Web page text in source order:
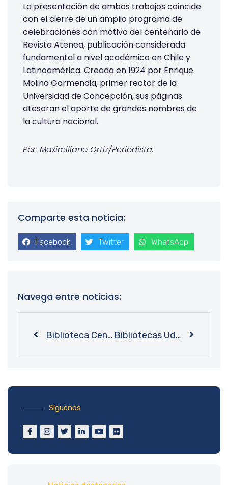
La presentación de ambos trabajos coincide
con el cierre de un amplio programa de
celebraciones con motivo del centenario de
Revista Atenea, publicación considerada
fundamental a nivel académico en Chile y
Latinoamérica. Creada en 1924 por Enrique
Molina Garmendia, primer rector de la
Universidad de Concepción, sus páginas
atesoran el aporte de grandes nombres de
la cultura nacional.
Por: Maximiliano Ortiz/Periodista.
Comparte esta noticia:
Facebook Twitter WhatsApp
Navega entre noticias:
Biblioteca Central inaugura exposición con obras finalistas de “Biobío en 100 Palabras” Bibliotecas UdeC se adjudica financiamiento para segunda etapa de proyecto de Vinculación con el Medio
Síguenos